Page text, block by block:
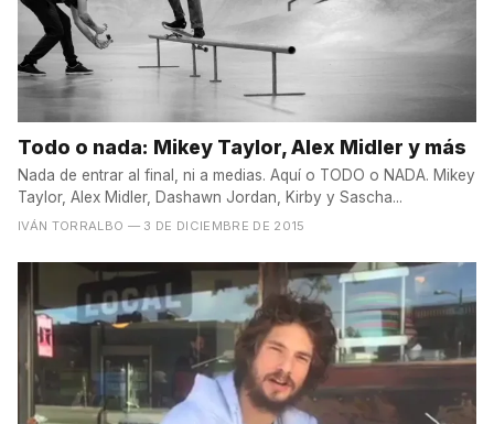
Todo o nada: Mikey Taylor, Alex Midler y más
Nada de entrar al final, ni a medias. Aquí o TODO o NADA. Mikey
Taylor, Alex Midler, Dashawn Jordan, Kirby y Sascha...
IVÁN TORRALBO — 3 DE DICIEMBRE DE 2015